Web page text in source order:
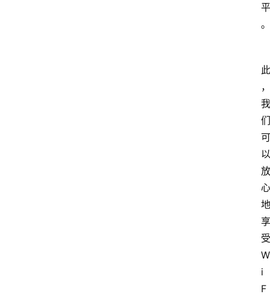
平
。
此
，
我
们
可
以
放
心
地
享
受
W
i
F